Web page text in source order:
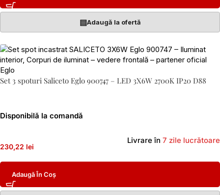
▤Adaugă la ofertă
Set 3 spoturi Saliceto Eglo 900747 – LED 3X6W 2700K IP20 D88
Disponibilă la comandă
230,22 lei
Livrare în 7 zile lucrătoare
Adaugă În Coș